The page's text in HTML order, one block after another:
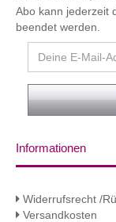
Abo kann jederzeit
beendet werden.
Informationen
Widerrufsrecht /
Versandkosten